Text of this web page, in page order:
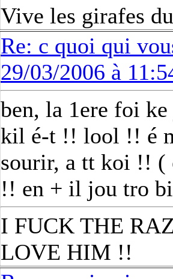
Vive les girafes
Re: c quoi qui
29/03/2006 à
ben, la 1ere foi
kil é-t !! lool !! é
sourir, a tt koi !! (
!! en + il jou tro
I FUCK THE
LOVE HIM !!